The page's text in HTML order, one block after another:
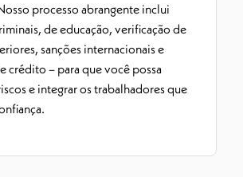
processo abrangente inclui
de educação, verificação de
sanções internacionais e
crédito – para que você possa
e integrar os trabalhadores que